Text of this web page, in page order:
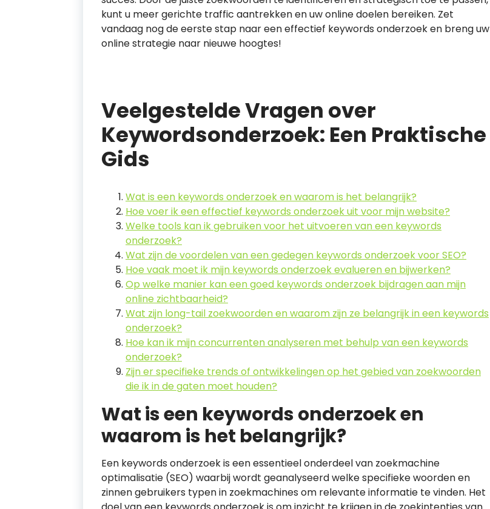
kunt u meer gerichte traffic aantrekken en uw online doelen bereiken. Zet
vandaag nog de eerste stap naar een effectief keywords onderzoek en breng uw
online strategie naar nieuwe hoogtes!
Veelgestelde Vragen over
Keywordsonderzoek: Een Praktische
Gids
Wat is een keywords onderzoek en waarom is het belangrijk?
Hoe voer ik een effectief keywords onderzoek uit voor mijn website?
Welke tools kan ik gebruiken voor het uitvoeren van een keywords
onderzoek?
Wat zijn de voordelen van een gedegen keywords onderzoek voor SEO?
Hoe vaak moet ik mijn keywords onderzoek evalueren en bijwerken?
Op welke manier kan een goed keywords onderzoek bijdragen aan mijn
online zichtbaarheid?
Wat zijn long-tail zoekwoorden en waarom zijn ze belangrijk in een keywords
onderzoek?
Hoe kan ik mijn concurrenten analyseren met behulp van een keywords
onderzoek?
Zijn er specifieke trends of ontwikkelingen op het gebied van zoekwoorden
die ik in de gaten moet houden?
Wat is een keywords onderzoek en
waarom is het belangrijk?
Een keywords onderzoek is een essentieel onderdeel van zoekmachine
optimalisatie (SEO) waarbij wordt geanalyseerd welke specifieke woorden en
zinnen gebruikers typen in zoekmachines om relevante informatie te vinden. Het